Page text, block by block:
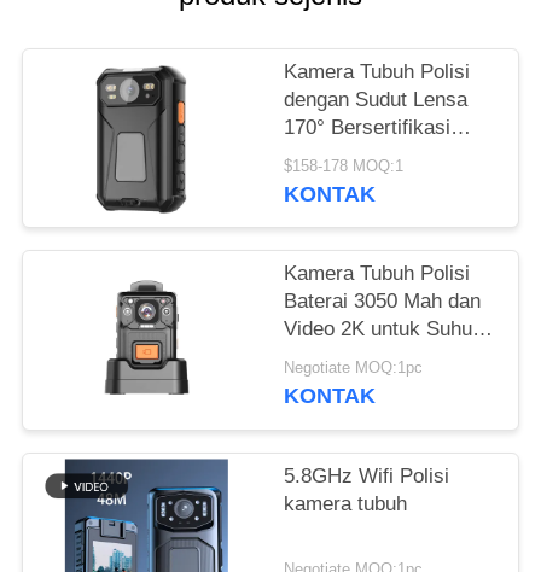
KUTIPAN
SITEMAP
KEBIJAKAN
PRIBADI
Kamera Tubuh Polisi
dengan Sudut Lensa
170° Bersertifikasi
ISO9001 BSCI SEDEX
dan LCD HD 2.0 Inci
$158-178 MOQ:1
KONTAK
Kamera Tubuh Polisi
Baterai 3050 Mah dan
Video 2K untuk Suhu
Menantang -15 Derajat
C hingga 55 Derajat C
Negotiate MOQ:1pc
KONTAK
5.8GHz Wifi Polisi
kamera tubuh